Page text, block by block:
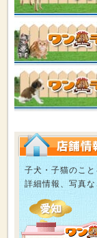
子犬・子猫のこ
詳細情報、写真な